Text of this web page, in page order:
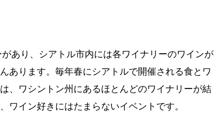
あり、シアトル市内には各ワイナリーのワインが
あります。毎年春にシアトルで開催される食とワ
、ワシントン州にあるほとんどのワイナリーが結
ワイン好きにはたまらないイベントです。